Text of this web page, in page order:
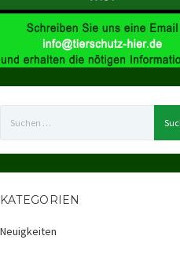
nach:
KATEGORIEN
Neuigkeiten